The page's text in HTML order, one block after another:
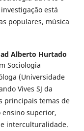
está
populares, música
Alberto Hurtado
Sociologia
(Universidade
Vives SJ da
principais temas de
ensino superior,
interculturalidade.